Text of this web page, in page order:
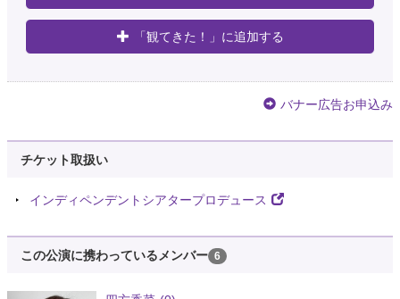
「観てきた！」に追加する
バナー広告お申込み
チケット取扱い
インディペンデントシアタープロデュース
この公演に携わっているメンバー 6